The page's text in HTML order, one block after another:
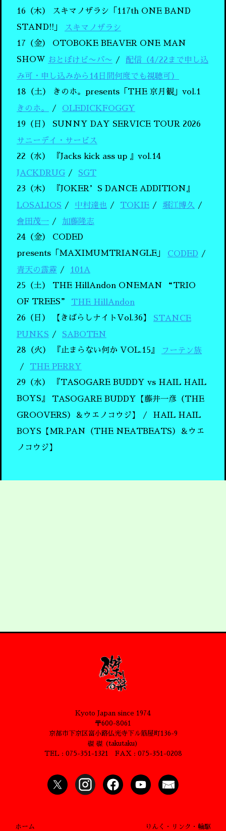
16（木）
スキマノザラシ「117th ONE BAND
STAND!!」
スキマノザラシ
17（金）
OTOBOKE BEAVER ONE MAN
SHOW おとぼけビ〜バ〜
配信（4/22まで申し込
み可・申し込みから14日間何度でも視聴可）
18（土）
きのホ。presents「THE 京月観」vol.1
きのホ。
OLEDICKFOGGY
19（日）
SUNNY DAY SERVICE TOUR 2026
サニーデイ・サービス
22（水）
『Jacks kick ass up 』vol.14
JACKDRUG
SGT
23（木）
『JOKER’S DANCE ADDITION』
LOSALIOS 中村達也 TOKIE
堀江博久
會田茂一
加藤隆志
24（金）
CODED
presents「MAXIMUMTRIANGLE」
CODED
青天の霹靂
101A
25（土）
THE HillAndon ONEMAN “TRIO
OF TREES”
THE HillAndon
26（日）
【きばらしナイトVol.36】
STANCE
PUNKS
SABOTEN
28（火）
『止まらない何か VOL.15』
フーテン族
THE PERRY
29（水）
『TASOGARE BUDDY vs HAIL HAIL
BOYS』
TASOGARE BUDDY【藤井一彦（THE
GROOVERS）＆ウエノコウジ】
HAIL HAIL
BOYS【MR.PAN（THE NEATBEATS）＆ウエ
ノコウジ】
Kyoto Japan since 1974
〒600-8061
京都市下京区富小路仏光寺下ル筋屋町136-9
磔 磔 (takutaku)
TEL : 075-351-1321 FAX : 075-351-0208
ホーム りんく・リンク・輪駆